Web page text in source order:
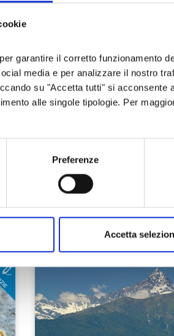
garantire il corretto funzionamento
media e per analizzare il nostro
su "Accetta tutti" si acconsente
alle singole tipologie. Per
Preferenze
Accetta
ESCURSIONI E PASSEGGIATE
Il libro “Elogi di
Farina e Max Ubicini,
del Canavese, propone
itinerari in bicicletta,
sviluppano su tutto il
piemontese, tra …
13 apr 2023